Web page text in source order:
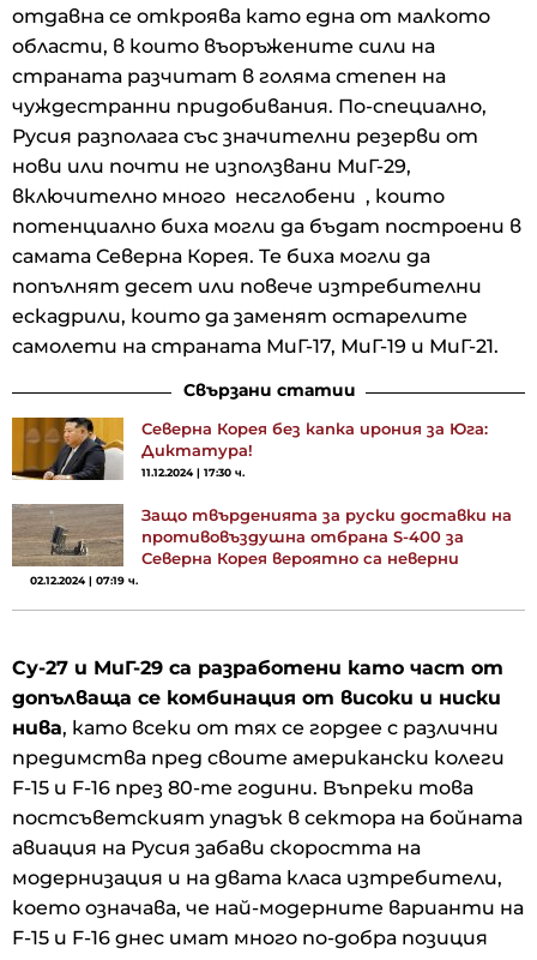
отдавна се откроява като една от малкото
области, в които въоръжените сили на
страната разчитат в голяма степен на
чуждестранни придобивания. По-специално,
Русия разполага със значителни резерви от
нови или почти не използвани МиГ-29,
включително много несглобени , които
потенциално биха могли да бъдат построени в
самата Северна Корея. Те биха могли да
попълнят десет или повече изтребителни
ескадрили, които да заменят остарелите
самолети на страната МиГ-17, МиГ-19 и МиГ-21.
Свързани статии
Северна Корея без капка ирония за Юга:
Диктатура!
11.12.2024 | 17:30 ч.
Защо твърденията за руски доставки на
противовъздушна отбрана S-400 за
Северна Корея вероятно са неверни
02.12.2024 | 07:19 ч.
Су-27 и МиГ-29 са разработени като част от
допълваща се комбинация от високи и ниски
нива, като всеки от тях се гордее с различни
предимства пред своите американски колеги
F-15 и F-16 през 80-те години. Въпреки това
постсъветският упадък в сектора на бойната
авиация на Русия забави скоростта на
модернизация и на двата класа изтребители,
което означава, че най-модерните варианти на
F-15 и F-16 днес имат много по-добра позиция